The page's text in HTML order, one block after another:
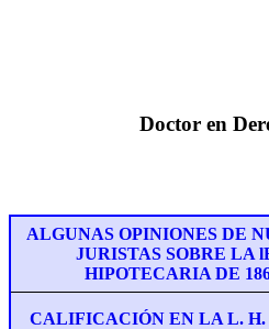
Doctor en
ALGUNAS OPINIONES DE
JURISTAS SOBRE LA
HIPOTECARIA DE
CALIFICACIÓN EN LA L. H.